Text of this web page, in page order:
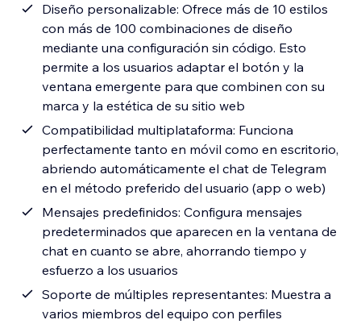
Diseño personalizable: Ofrece más de 10 estilos
con más de 100 combinaciones de diseño
mediante una configuración sin código. Esto
permite a los usuarios adaptar el botón y la
ventana emergente para que combinen con su
marca y la estética de su sitio web
Compatibilidad multiplataforma: Funciona
perfectamente tanto en móvil como en escritorio,
abriendo automáticamente el chat de Telegram
en el método preferido del usuario (app o web)
Mensajes predefinidos: Configura mensajes
predeterminados que aparecen en la ventana de
chat en cuanto se abre, ahorrando tiempo y
esfuerzo a los usuarios
Soporte de múltiples representantes: Muestra a
varios miembros del equipo con perfiles